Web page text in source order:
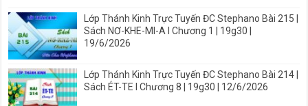
Lớp Thánh Kinh Trực Tuyến ĐC Stephano Bài 215 |
Sách NƠ-KHE-MI-A I Chương 1 | 19g30 |
19/6/2026
Lớp Thánh Kinh Trực Tuyến ĐC Stephano Bài 214 |
Sách ÉT-TE I Chương 8 | 19g30 | 12/6/2026